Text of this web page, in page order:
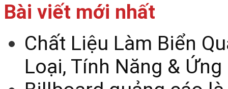
Bài viết mới nhất
Chất Liệu Làm Biển
Loại, Tính Năng &